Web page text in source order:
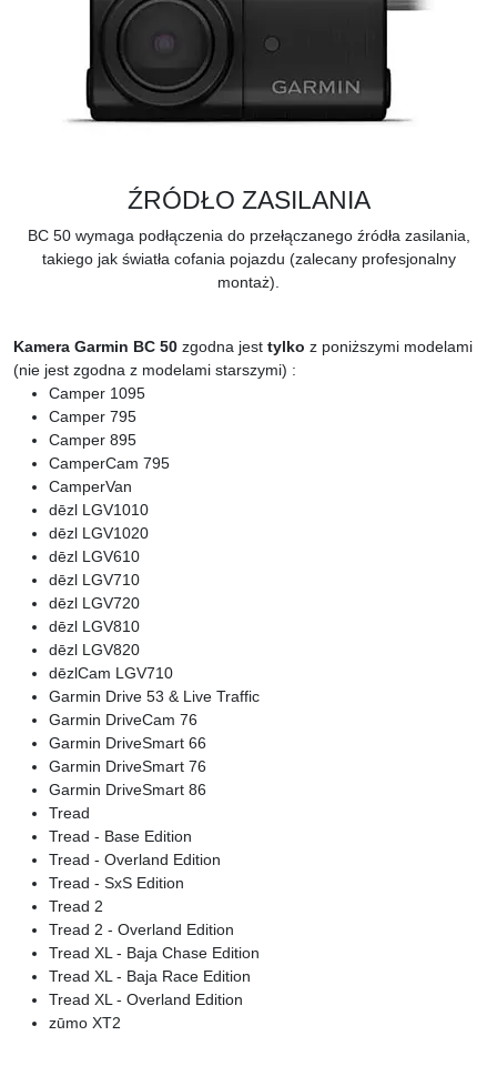
ŹRÓDŁO ZASILANIA
BC 50 wymaga podłączenia do przełączanego źródła zasilania,
takiego jak światła cofania pojazdu (zalecany profesjonalny
montaż).
Kamera Garmin BC 50 zgodna jest tylko z poniższymi modelami
(nie jest zgodna z modelami starszymi) :
Camper 1095
Camper 795
Camper 895
CamperCam 795
CamperVan
dēzl LGV1010
dēzl LGV1020
dēzl LGV610
dēzl LGV710
dēzl LGV720
dēzl LGV810
dēzl LGV820
dēzlCam LGV710
Garmin Drive 53 & Live Traffic
Garmin DriveCam 76
Garmin DriveSmart 66
Garmin DriveSmart 76
Garmin DriveSmart 86
Tread
Tread - Base Edition
Tread - Overland Edition
Tread - SxS Edition
Tread 2
Tread 2 - Overland Edition
Tread XL - Baja Chase Edition
Tread XL - Baja Race Edition
Tread XL - Overland Edition
zūmo XT2